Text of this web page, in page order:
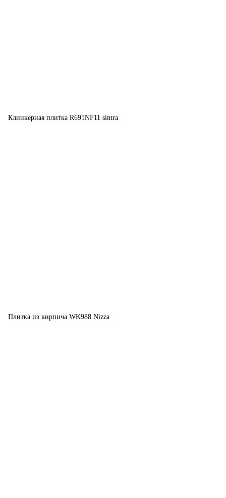
Клинкерная плитка R691NF11 sintra
Плитка из кирпича WK988 Nizza